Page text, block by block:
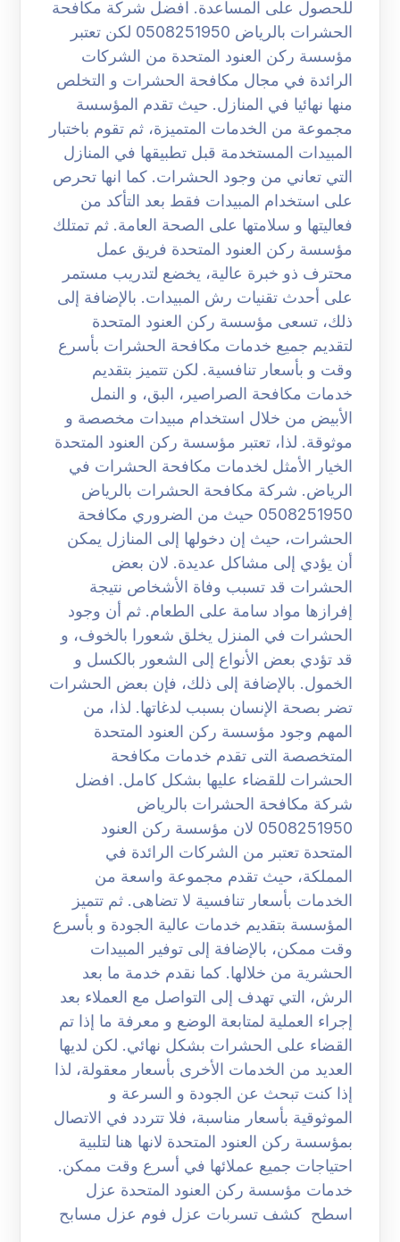
للحصول على المساعدة. افضل شركة مكافحة
الحشرات بالرياض 0508251950 لكن تعتبر
مؤسسة ركن العنود المتحدة من الشركات
الرائدة في مجال مكافحة الحشرات و التخلص
منها نهائيا في المنازل. حيث تقدم المؤسسة
مجموعة من الخدمات المتميزة، ثم تقوم باختبار
المبيدات المستخدمة قبل تطبيقها في المنازل
التي تعاني من وجود الحشرات. كما انها تحرص
على استخدام المبيدات فقط بعد التأكد من
فعاليتها و سلامتها على الصحة العامة. ثم تمتلك
مؤسسة ركن العنود المتحدة فريق عمل
محترف ذو خبرة عالية، يخضع لتدريب مستمر
على أحدث تقنيات رش المبيدات. بالإضافة إلى
ذلك، تسعى مؤسسة ركن العنود المتحدة
لتقديم جميع خدمات مكافحة الحشرات بأسرع
وقت و بأسعار تنافسية. لكن تتميز بتقديم
خدمات مكافحة الصراصير، البق، و النمل
الأبيض من خلال استخدام مبيدات مخصصة و
موثوقة. لذا، تعتبر مؤسسة ركن العنود المتحدة
الخيار الأمثل لخدمات مكافحة الحشرات في
الرياض. شركة مكافحة الحشرات بالرياض
0508251950 حيث من الضروري مكافحة
الحشرات، حيث إن دخولها إلى المنازل يمكن
أن يؤدي إلى مشاكل عديدة. لان بعض
الحشرات قد تسبب وفاة الأشخاص نتيجة
إفرازها مواد سامة على الطعام. ثم أن وجود
الحشرات في المنزل يخلق شعورا بالخوف، و
قد تؤدي بعض الأنواع إلى الشعور بالكسل و
الخمول. بالإضافة إلى ذلك، فإن بعض الحشرات
تضر بصحة الإنسان بسبب لدغاتها. لذا، من
المهم وجود مؤسسة ركن العنود المتحدة
المتخصصة التى تقدم خدمات مكافحة
الحشرات للقضاء عليها بشكل كامل. افضل
شركة مكافحة الحشرات بالرياض
0508251950 لان مؤسسة ركن العنود
المتحدة تعتبر من الشركات الرائدة في
المملكة، حيث تقدم مجموعة واسعة من
الخدمات بأسعار تنافسية لا تضاهى. ثم تتميز
المؤسسة بتقديم خدمات عالية الجودة و بأسرع
وقت ممكن، بالإضافة إلى توفير المبيدات
الحشرية من خلالها. كما نقدم خدمة ما بعد
الرش، التي تهدف إلى التواصل مع العملاء بعد
إجراء العملية لمتابعة الوضع و معرفة ما إذا تم
القضاء على الحشرات بشكل نهائي. لكن لديها
العديد من الخدمات الأخرى بأسعار معقولة، لذا
إذا كنت تبحث عن الجودة و السرعة و
الموثوقية بأسعار مناسبة، فلا تتردد في الاتصال
بمؤسسة ركن العنود المتحدة لانها هنا لتلبية
احتياجات جميع عملائها في أسرع وقت ممكن.
خدمات مؤسسة ركن العنود المتحدة عزل
اسطح كشف تسربات عزل فوم عزل مسابح